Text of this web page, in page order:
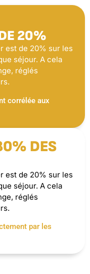
20%
est de 20% sur les
séjour. A cela
réglés
corrélée aux
DES
est de 20% sur les
séjour. A cela
réglés
par les